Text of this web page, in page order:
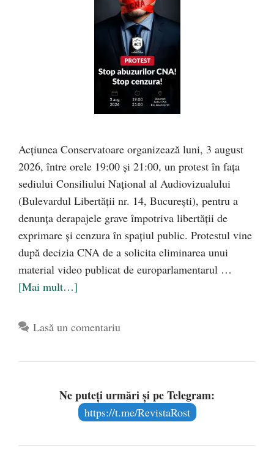
Acțiunea Conservatoare organizează luni, 3 august
2026, între orele 19:00 și 21:00, un protest în fața
sediului Consiliului Național al Audiovizualului
(Bulevardul Libertății nr. 14, București), pentru a
denunța derapajele grave împotriva libertății de
exprimare și cenzura în spațiul public. Protestul vine
după decizia CNA de a solicita eliminarea unui
material video publicat de europarlamentarul …
[Mai mult…]
Lasă un comentariu
Ne puteți urmări și pe Telegram:
https://t.me/RevistaRost